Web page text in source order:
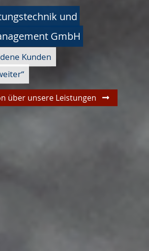
und
GmbH
Kunden
über unsere Leistungen